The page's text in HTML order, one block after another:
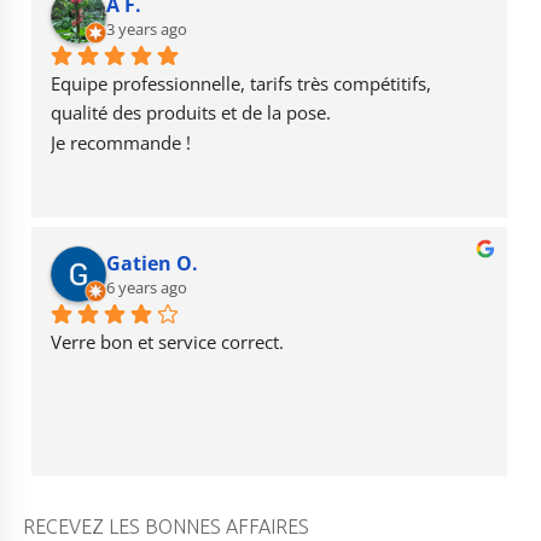
o
o
k
a
m
b
e
3 years ago
Equipe professionnelle, tarifs très compétitifs,
qualité des produits et de la pose.
Je recommande !
Gatien O.
6 years ago
Verre bon et service correct.
RECEVEZ LES BONNES AFFAIRES